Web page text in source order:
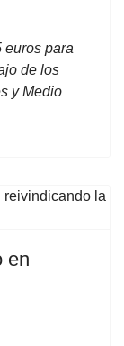
euros para
de los
y Medio
en